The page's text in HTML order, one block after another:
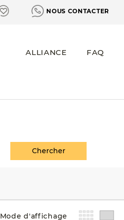
NOUS CONTACTER
ALLIANCE FAQ
Mode d'affichage